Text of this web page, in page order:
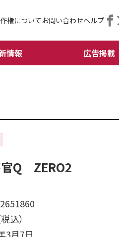
権についてお問い合わせヘルプ
情報 広告掲載
Q ZERO2
込）
3月7日